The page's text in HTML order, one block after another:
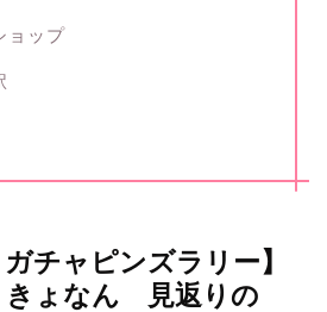
ョップ
チャピンズラリー】
ょなん 見返りの